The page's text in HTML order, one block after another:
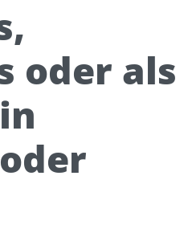
oder als